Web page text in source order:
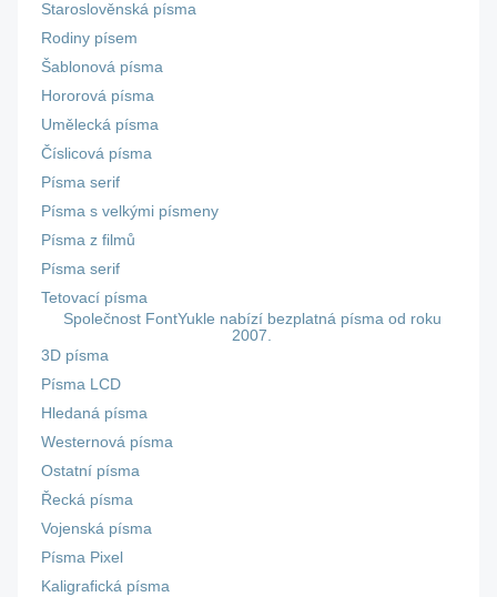
Staroslověnská písma
Rodiny písem
Šablonová písma
Hororová písma
Umělecká písma
Číslicová písma
Písma serif
Písma s velkými písmeny
Písma z filmů
Písma serif
Tetovací písma
Společnost FontYukle nabízí bezplatná písma od roku
2007.
3D písma
Písma LCD
Hledaná písma
Westernová písma
Ostatní písma
Řecká písma
Vojenská písma
Písma Pixel
Kaligrafická písma